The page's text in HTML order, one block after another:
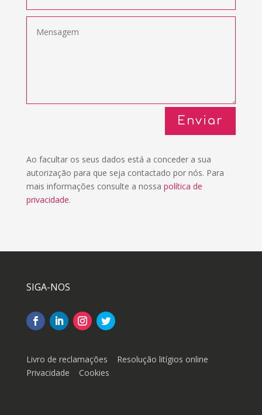
Enviar
Ao facultar os seus dados está a conceder a sua
autorização para que seja contactado por nós. Para
mais informações consulte a nossa política de
privacidade.
SIGA-NOS
Livro de reclamações
Resolução litígios online
Privacidade
Cookies